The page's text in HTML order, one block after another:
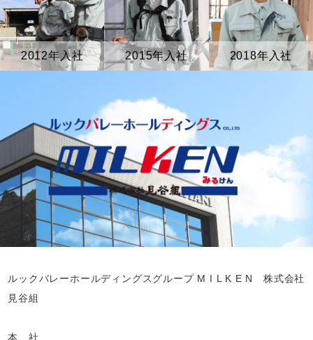
2012年入社 2015年入社 2018年入社
ルックバレーホールディングスグループ M I L K E N 株式会社
見谷組
本 社